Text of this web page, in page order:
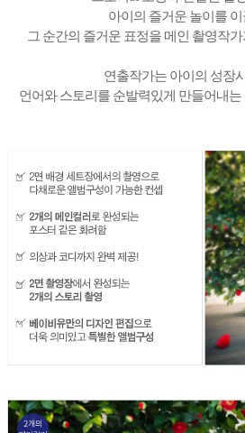
아이의 즐거운 놀이를
그 순간의 즐거운 표정을 메인 촬영작
연출작가는 아이의 성장
언어와 스토리를 순발력있게 만들어내는